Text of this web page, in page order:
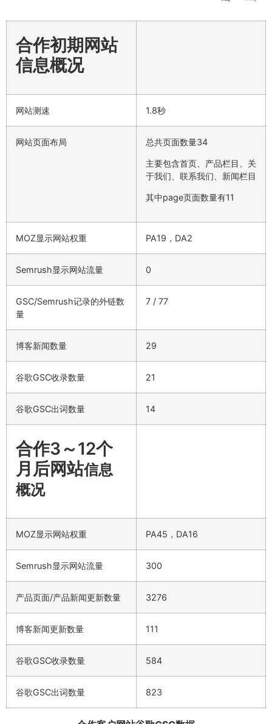
合作初期网站
信息概况
网站测速 1.8秒
网站页面布局 总共页面数量34
主要包含首页、产品栏目、关
于我们、联系我们、新闻栏目
其中page页面数量有11
MOZ显示网站权重 PA19，DA2
Semrush显示网站流量 0
GSC/Semrush记录的外链数
量
7 / 77
博客新闻数量 29
谷歌GSC收录数量 21
谷歌GSC出词数量 14
合作3～12个
月后网站信息
概况
MOZ显示网站权重 PA45，DA16
Semrush显示网站流量 300
产品页面/产品新闻更新数量 3276
博客新闻更新数量 111
谷歌GSC收录数量 584
谷歌GSC出词数量 823